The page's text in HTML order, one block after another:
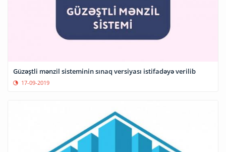
Güzəştli mənzil sisteminin sınaq versiyası istifadəyə verilib
17-09-2019